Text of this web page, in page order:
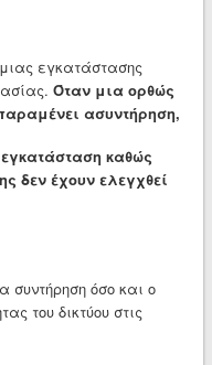
εγκατάστασης
Όταν μια ορθώς
ασυντήρηση,
καθώς
δεν έχουν ελεγχθεί
συντήρηση όσο και ο
του δικτύου στις